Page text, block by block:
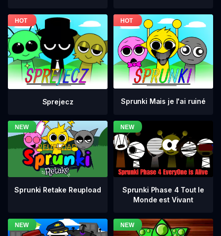
Sprejecz Sprunki Mais je l'ai ruiné
Sprunki Retake Reupload
Sprunki Phase 4 Tout le
Monde est Vivant